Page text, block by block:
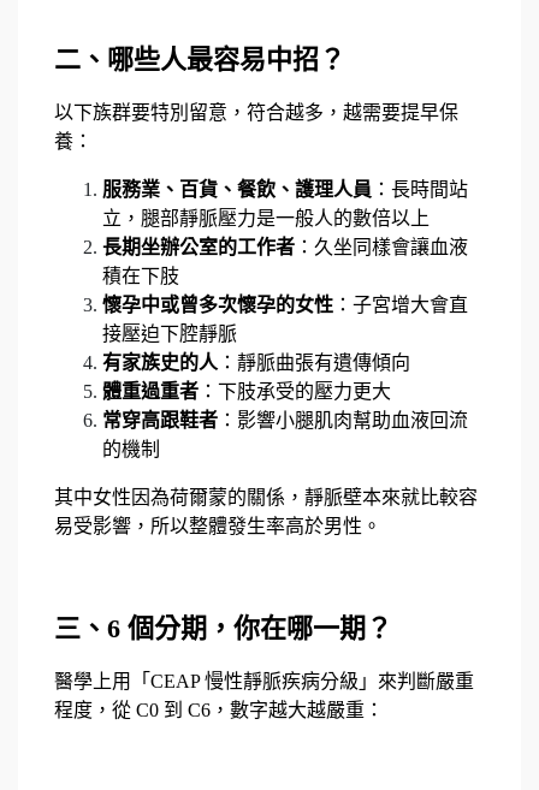
二、哪些人最容易中招？
以下族群要特別留意，符合越多，越需要提早保
養：
服務業、百貨、餐飲、護理人員 ：長時間站
立，腿部靜脈壓力是一般人的數倍以上
長期坐辦公室的工作者 ：久坐同樣會讓血液
積在下肢
懷孕中或曾多次懷孕的女性 ：子宮增大會直
接壓迫下腔靜脈
有家族史的人 ：靜脈曲張有遺傳傾向
體重過重者 ：下肢承受的壓力更大
常穿高跟鞋者 ：影響小腿肌肉幫助血液回流
的機制
其中女性因為荷爾蒙的關係，靜脈壁本來就比較容
易受影響，所以整體發生率高於男性。
三、6 個分期，你在哪一期？
醫學上用「CEAP 慢性靜脈疾病分級」來判斷嚴重
程度，從 C0 到 C6，數字越大越嚴重：